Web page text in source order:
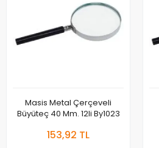
Masis Metal Çerçeveli
Büyüteç 40 Mm. 12li By1023
153,92 TL